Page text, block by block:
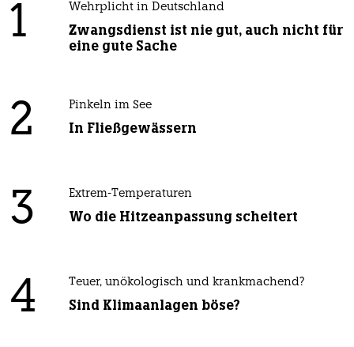
1 Wehrplicht in Deutschland
Zwangsdienst ist nie gut, auch nicht für
eine gute Sache
2 Pinkeln im See
In Fließgewässern
3 Extrem-Temperaturen
Wo die Hitzeanpassung scheitert
4 Teuer, unökologisch und krankmachend?
Sind Klimaanlagen böse?